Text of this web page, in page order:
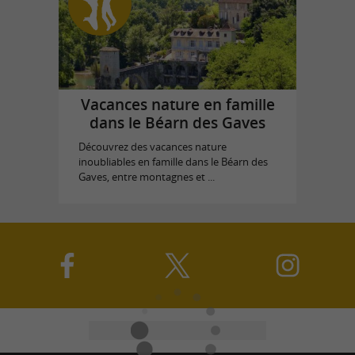
Vacances nature en famille
dans le Béarn des Gaves
Découvrez des vacances nature
inoubliables en famille dans le Béarn des
Gaves, entre montagnes et ...